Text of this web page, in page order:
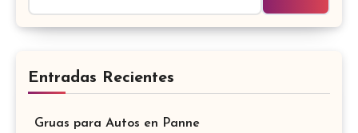
Entradas Recientes
Gruas para Autos en Panne